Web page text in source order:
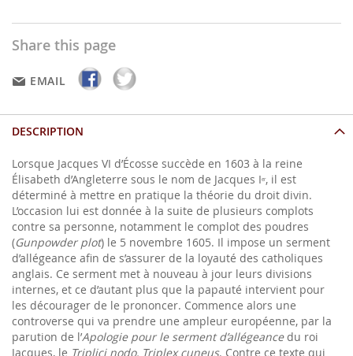
Share this page
EMAIL
DESCRIPTION
Lorsque Jacques VI d’Écosse succède en 1603 à la reine
Élisabeth d’Angleterre sous le nom de Jacques Ier, il est
déterminé à mettre en pratique la théorie du droit divin.
L’occasion lui est donnée à la suite de plusieurs complots
contre sa personne, notamment le complot des poudres
(Gunpowder plot) le 5 novembre 1605. Il impose un serment
d’allégeance afin de s’assurer de la loyauté des catholiques
anglais. Ce serment met à nouveau à jour leurs divisions
internes, et ce d’autant plus que la papauté intervient pour
les décourager de le prononcer. Commence alors une
controverse qui va prendre une ampleur européenne, par la
parution de l’Apologie pour le serment d’allégeancedu roi
Jacques, le Triplici nodo, Triplex cuneus. Contre ce texte qui